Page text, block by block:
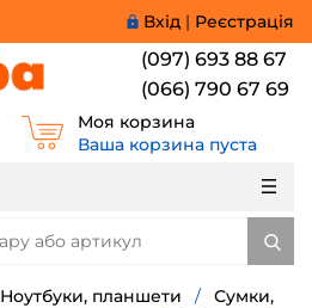
Вхід | Реєстрація
(097) 693 88 67
(066) 790 67 69
Моя корзина
Ваша корзина пуста
Ноутбуки, планшети /
Сумки,